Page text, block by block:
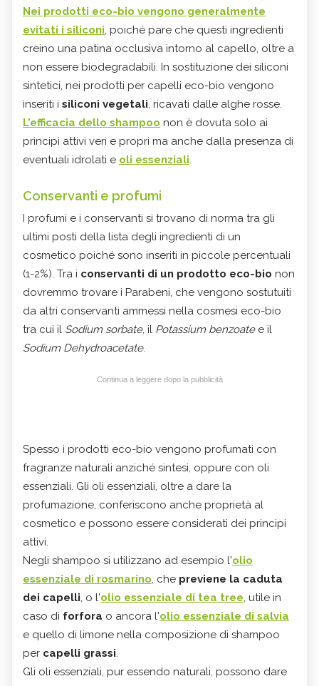
Nei prodotti eco-bio vengono generalmente
evitati i siliconi, poiché pare che questi ingredienti
creino una patina occlusiva intorno al capello, oltre a
non essere biodegradabili. In sostituzione dei siliconi
sintetici, nei prodotti per capelli eco-bio vengono
inseriti i siliconi vegetali, ricavati dalle alghe rosse.
L'efficacia dello shampoo non è dovuta solo ai
principi attivi veri e propri ma anche dalla presenza di
eventuali idrolati e oli essenziali.
Conservanti e profumi
I profumi e i conservanti si trovano di norma tra gli
ultimi posti della lista degli ingredienti di un
cosmetico poiché sono inseriti in piccole percentuali
(1-2%). Tra i conservanti di un prodotto eco-bio non
dovremmo trovare i Parabeni, che vengono sostutuiti
da altri conservanti ammessi nella cosmesi eco-bio
tra cui il Sodium sorbate, il Potassium benzoate e il
Sodium Dehydroacetate.
Continua a leggere dopo la pubblicità
Spesso i prodotti eco-bio vengono profumati con
fragranze naturali anziché sintesi, oppure con oli
essenziali. Gli oli essenziali, oltre a dare la
profumazione, conferiscono anche proprietà al
cosmetico e possono essere considerati dei principi
attivi.
Negli shampoo si utilizzano ad esempio l'olio
essenziale di rosmarino, che previene la caduta
dei capelli, o l'olio essenziale di tea tree, utile in
caso di forfora o ancora l'olio essenziale di salvia
e quello di limone nella composizione di shampoo
per capelli grassi.
Gli oli essenziali, pur essendo naturali, possono dare